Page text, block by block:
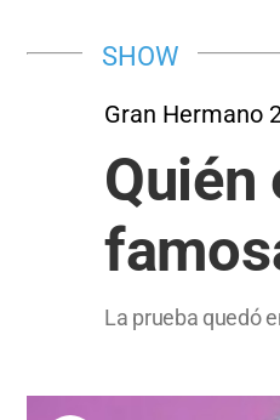
SHOW
Gran Hermano
Quién
La prueba quedó